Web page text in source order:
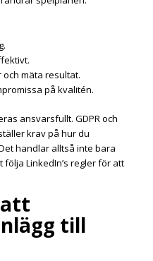
mäta resultat.
på kvalitén.
ansvarsfullt. GDPR och
krav på hur du
handlar alltså inte bara
LinkedIn’s regler för att
till